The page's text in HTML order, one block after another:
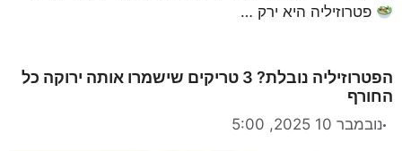
פטרוזיליה היא ירק …
הפטרוזיליה נובלת? 3 טריקים שישמרו אותה ירוקה כל
החורף
נובמבר 10 2025, 5:00